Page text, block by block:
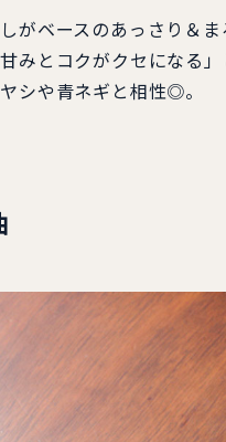
がベースのあっさり＆
みとコクがクセになる
シや青ネギと相性◎。